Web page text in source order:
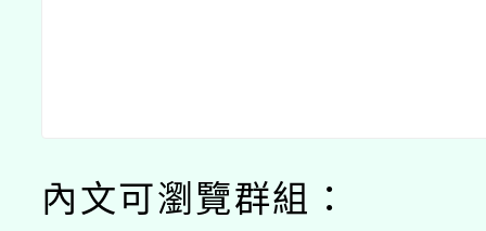
內文可瀏覽群組：